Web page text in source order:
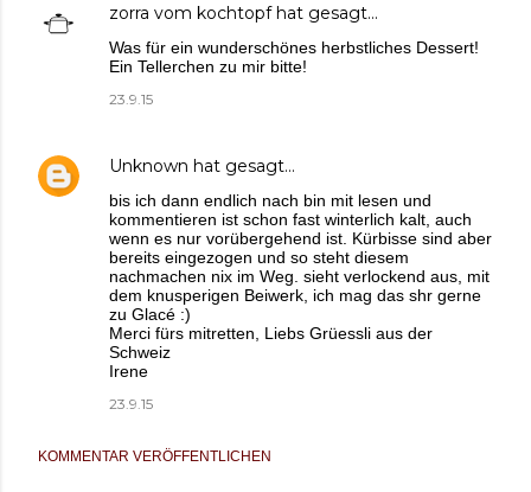
zorra vom kochtopfhat gesagt…
Was für ein wunderschönes herbstliches Dessert!
Ein Tellerchen zu mir bitte!
23.9.15
Unknown hat gesagt…
bis ich dann endlich nach bin mit lesen und
kommentieren ist schon fast winterlich kalt, auch
wenn es nur vorübergehend ist. Kürbisse sind aber
bereits eingezogen und so steht diesem
nachmachen nix im Weg. sieht verlockend aus, mit
dem knusperigen Beiwerk, ich mag das shr gerne
zu Glacé :)
Merci fürs mitretten, Liebs Grüessli aus der
Schweiz
Irene
23.9.15
KOMMENTAR VERÖFFENTLICHEN